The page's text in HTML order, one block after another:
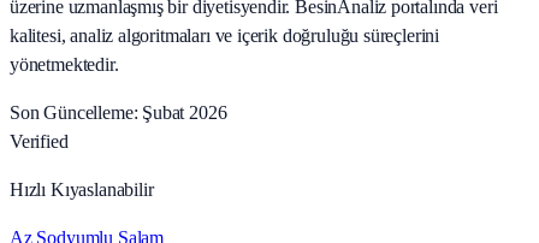
üzerine uzmanlaşmış bir diyetisyendir. BesinAnaliz portalında veri
kalitesi, analiz algoritmaları ve içerik doğruluğu süreçlerini
yönetmektedir.
Son Güncelleme: Şubat 2026
Verified
Hızlı Kıyaslanabilir
Az Sodyumlu Salam